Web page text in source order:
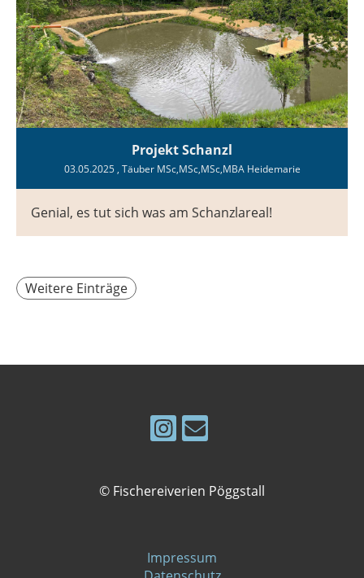
Projekt Schanzl
03.05.2025, Täuber MSc,MSc,MSc,MBA Heidemarie
Genial, es tut sich was am Schanzlareal!
Weitere Einträge
© Fischereiverien Pöggstall
Impressum